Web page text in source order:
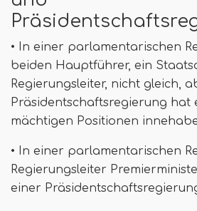
• In einer parlamentarischen
beiden Hauptführer, ein
Regierungsleiter, nicht gleich,
Präsidentschaftsregierung hat
mächtigen Positionen
• In einer parlamentarischen
Regierungsleiter
einer